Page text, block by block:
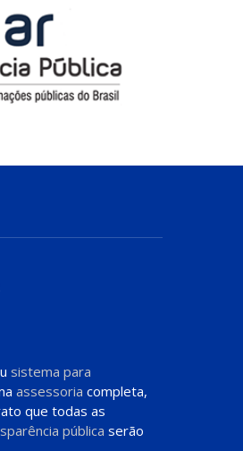
sistema para
assessoria completa,
que todas as
pública serão